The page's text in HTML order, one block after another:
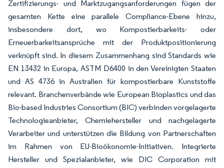
Zertifizierungs- und Marktzugangsanforderungen fügen der
gesamten Kette eine parallele Compliance-Ebene hinzu,
insbesondere dort, wo Kompostierbarkeits- oder
Erneuerbarkeitsansprüche mit der Produktpositionierung
verknüpft sind. In diesem Zusammenhang sind Standards wie
EN 13432 in Europa, ASTM D6400 in den Vereinigten Staaten
und AS 4736 in Australien für kompostierbare Kunststoffe
relevant. Branchenverbände wie European Bioplastics und das
Bio-based Industries Consortium (BIC) verbinden vorgelagerte
Technologieanbieter, Chemiehersteller und nachgelagerte
Verarbeiter und unterstützen die Bildung von Partnerschaften
im Rahmen von EU-Bioökonomie-Initiativen. Integrierte
Hersteller und Spezialanbieter, wie DIC Corporation mit